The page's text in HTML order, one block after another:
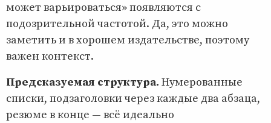
может варьироваться» появляются с
подозрительной частотой. Да, это можно
заметить и в хорошем издательстве, поэтому
важен контекст.
Предсказуемая структура. Нумерованные
списки, подзаголовки через каждые два абзаца,
резюме в конце — всё идеально